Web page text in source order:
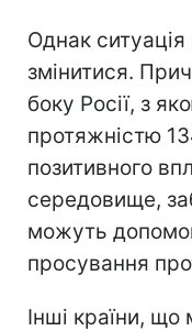
Однак
змінитися.
боку Росії, з
протяжністю
позитивного
середовище,
можуть
просування
Інші країни,